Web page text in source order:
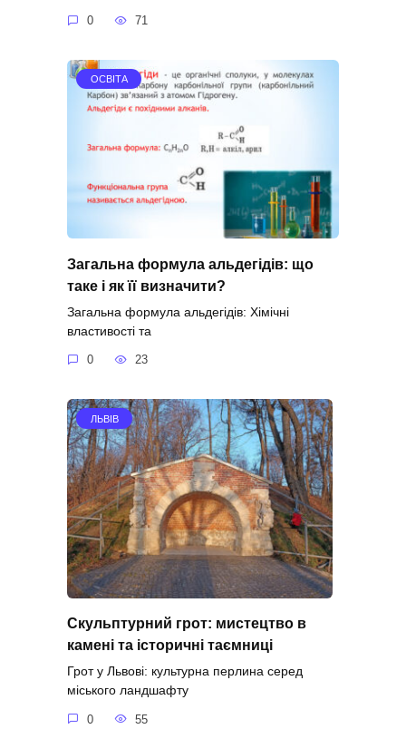
0 71
ОСВІТА
Загальна формула альдегідів: що
таке і як її визначити?
Загальна формула альдегідів: Хімічні
властивості та
0 23
ЛЬВІВ
Скульптурний грот: мистецтво в
камені та історичні таємниці
Грот у Львові: культурна перлина серед
міського ландшафту
0 55